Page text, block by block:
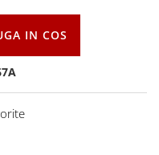
IN COS